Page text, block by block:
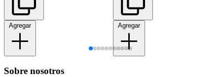
Agregar Agregar
Sobre nosotros